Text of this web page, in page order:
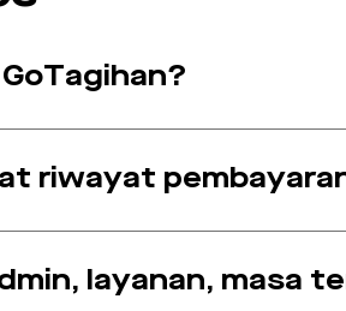
riwayat
layanan, masa